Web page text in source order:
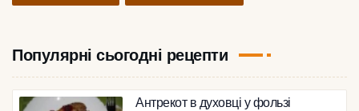
Популярні сьогодні рецепти
Антрекот в духовці у фользі